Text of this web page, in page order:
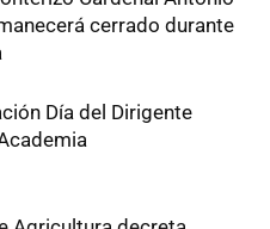
cerrado durante
Día del Dirigente